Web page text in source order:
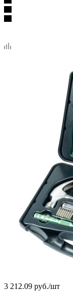
3 212.09 руб./шт